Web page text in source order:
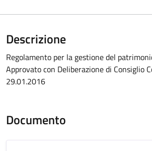
Descrizione
Regolamento per la gestione del
Approvato con Deliberazione di Consiglio
29.01.2016
Documento